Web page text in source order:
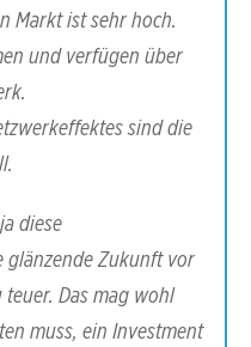
Markt ist sehr hoch.
und verfügen über
sind die
diese
glänzende Zukunft vor
Das mag wohl
muss, ein Investment